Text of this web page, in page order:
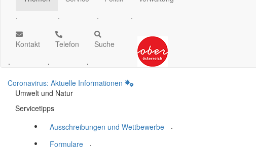
.
.
.
.
Kontakt
.
Telefon
.
Suche
.
Coronavirus: Aktuelle Informationen
Umwelt und Natur
Servicetipps
Ausschreibungen und Wettbewerbe
.
Formulare
.